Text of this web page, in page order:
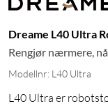
Dreame L40 Ultra
Rengjør nærmere,
Modellnr: L40 Ultra
L40 Ultra er